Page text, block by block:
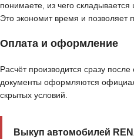
понимаете, из чего
Это экономит время и позволяет
Оплата и оформление
Расчёт производится сразу
документы оформляются
скрытых условий.
Выкуп автомобилей